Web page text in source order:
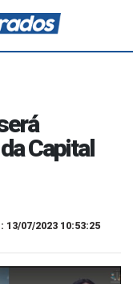
Capital
07/2023 10:53:25